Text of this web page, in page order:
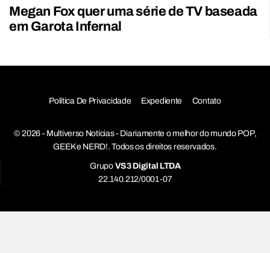
Megan Fox quer uma série de TV baseada
em Garota Infernal
Política De Privacidade Expediente Contato
© 2026 - Multiverso Notícias - Diariamente o melhor do mundo POP,
GEEK e NERD!. Todos os direitos reservados.
Grupo VS3 Digital LTDA
22.140.212/0001-07